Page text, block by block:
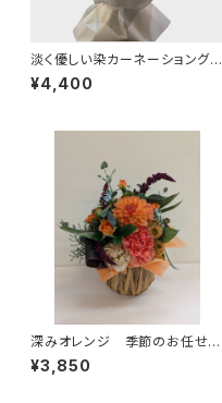
淡く優しい染カーネーショングラ
デーションが素敵！ 送料別
¥4,400
深みオレンジ 季節のお任せア
レンジメント かご入り 送料
別
¥3,850